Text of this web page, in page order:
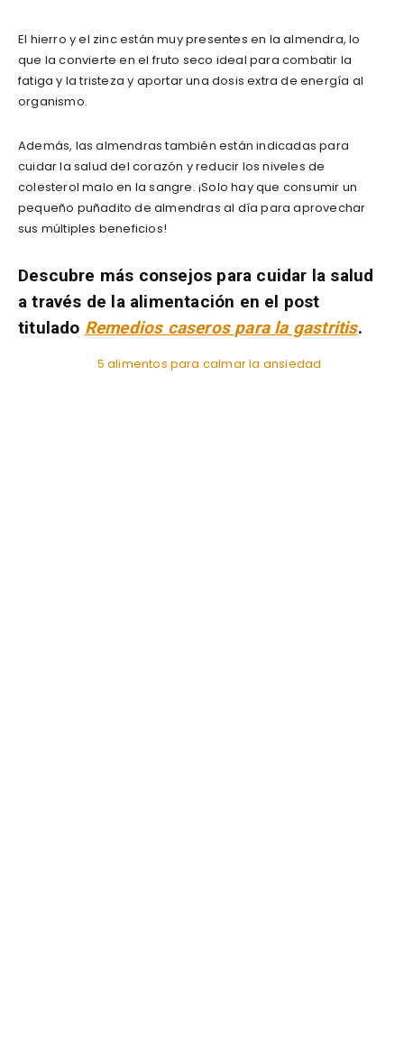
El hierro y el zinc están muy presentes en la almendra, lo
que la convierte en el fruto seco ideal para combatir la
fatiga y la tristeza y aportar una dosis extra de energía al
organismo.
Además, las almendras también están indicadas para
cuidar la salud del corazón y reducir los niveles de
colesterol malo en la sangre. ¡Solo hay que consumir un
pequeño puñadito de almendras al día para aprovechar
sus múltiples beneficios!
Descubre más consejos para cuidar la salud
a través de la alimentación en el post
titulado Remedios caseros para la gastritis.